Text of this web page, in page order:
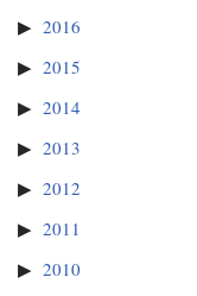
2016
2015
2014
2013
2012
2011
2010